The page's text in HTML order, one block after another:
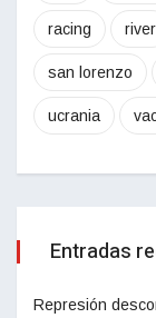
racing river
san lorenzo
ucrania
Entradas
Represión